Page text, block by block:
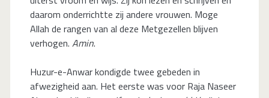
daarom onderrichtte zij andere vrouwen. Moge
Allah de rangen van al deze Metgezellen blijven
verhogen. Amin.
Huzur-e-Anwar kondigde twee gebeden in
afwezigheid aan. Het eerste was voor Raja Naseer